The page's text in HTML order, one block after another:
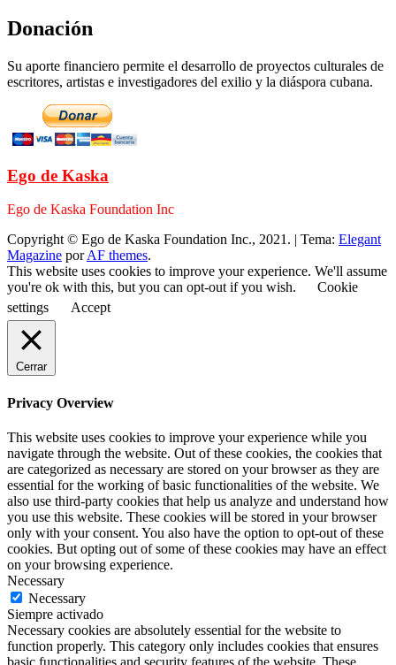
Donación
Su aporte financiero permite el desarrollo de proyectos culturales de
escritores, artistas e investigadores del exilio y la diáspora cubana.
Ego de Kaska
Ego de Kaska Foundation Inc
Copyright © Ego de Kaska Foundation Inc., 2021. | Tema: Elegant
Magazine porAF themes.
This website uses cookies to improve your experience. We'll assume
you're ok with this, but you can opt-out if you wish.
Cookie
settings
Accept
Cerrar
Privacy Overview
This website uses cookies to improve your experience while you
navigate through the website. Out of these cookies, the cookies that
are categorized as necessary are stored on your browser as they are
essential for the working of basic functionalities of the website. We
also use third-party cookies that help us analyze and understand how
you use this website. These cookies will be stored in your browser
only with your consent. You also have the option to opt-out of these
cookies. But opting out of some of these cookies may have an effect
on your browsing experience.
Necessary
Necessary
Siempre activado
Necessary cookies are absolutely essential for the website to
function properly. This category only includes cookies that ensures
basic functionalities and security features of the website. These